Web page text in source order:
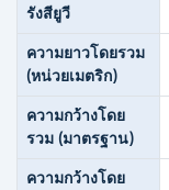
รังสียูวี
ความยาวโดยรวม
(หน่วยเมตริก)
ความกว้างโดย
รวม (มาตรฐาน)
ความกว้างโดย